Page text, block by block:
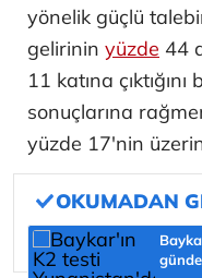
yönelik güçlü
gelirinin yüzde 44
11 katına
sonuçlarına
yüzde 17'nin